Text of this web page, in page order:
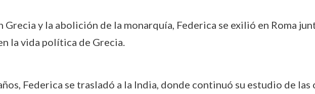
Grecia y la abolición de la monarquía, Federica se exilió en Roma
la vida política de Grecia.
Federica se trasladó a la India, donde continuó su estudio de